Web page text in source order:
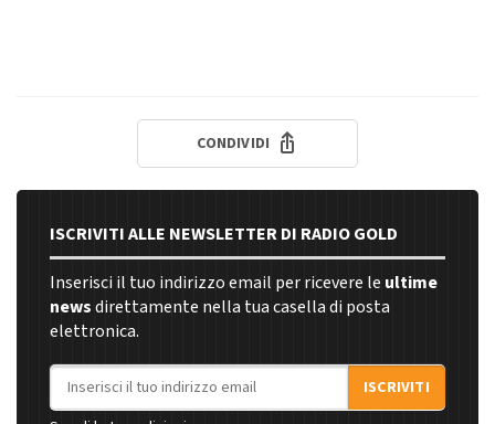
CONDIVIDI
ISCRIVITI ALLE NEWSLETTER DI RADIO GOLD
Inserisci il tuo indirizzo email per ricevere le ultime
newsdirettamente nella tua casella di posta
elettronica.
Indirizzo email
ISCRIVITI